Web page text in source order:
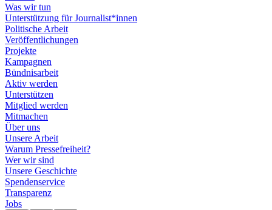
Was wir tun
Unterstützung für Journalist*innen
Politische Arbeit
Veröffentlichungen
Projekte
Kampagnen
Bündnisarbeit
Aktiv werden
Unterstützen
Mitglied werden
Mitmachen
Über uns
Unsere Arbeit
Warum Pressefreiheit?
Wer wir sind
Unsere Geschichte
Spendenservice
Transparenz
Jobs